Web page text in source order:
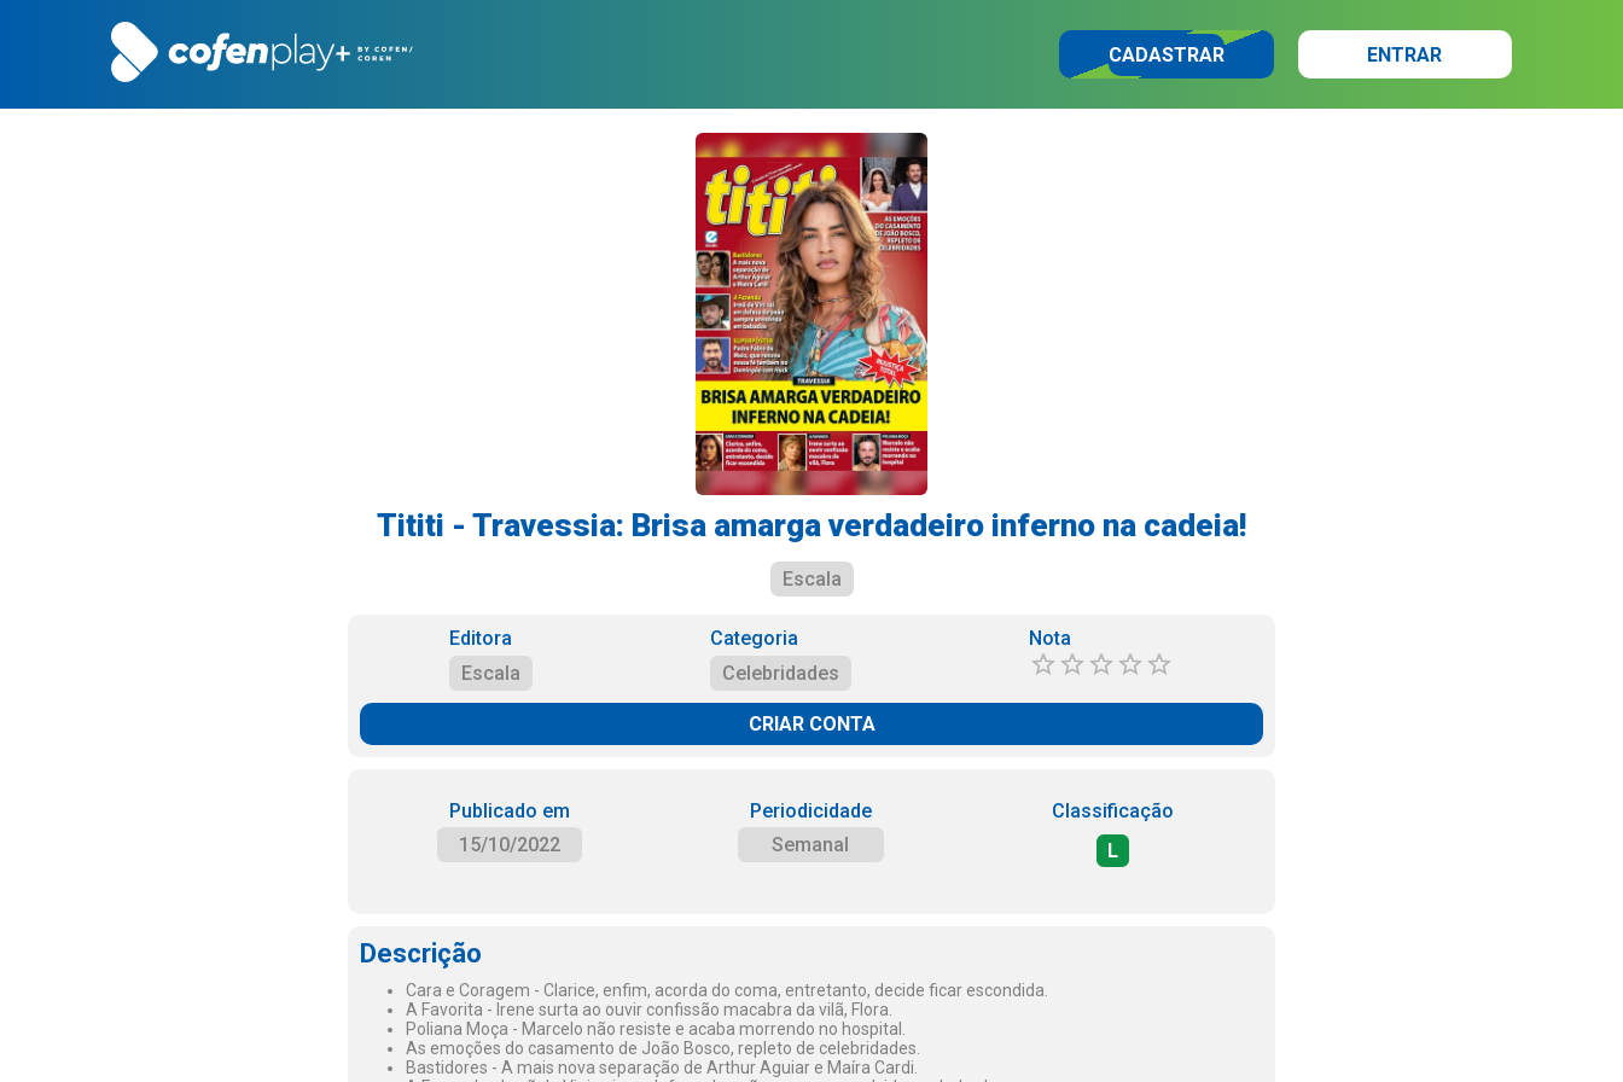
CADASTRAR ENTRAR
Tititi - Travessia: Brisa amarga verdadeiro inferno na cadeia!
Escala
Editora
Escala
Categoria
Celebridades
Nota
CRIAR CONTA
Publicado em
15/10/2022
Periodicidade
Semanal
Classificação
L
Descrição
Cara e Coragem - Clarice, enfim, acorda do coma, entretanto, decide ficar escondida.
A Favorita - Irene surta ao ouvir confissão macabra da vilã, Flora.
Poliana Moça - Marcelo não resiste e acaba morrendo no hospital.
As emoções do casamento de João Bosco, repleto de celebridades.
Bastidores - A mais nova separação de Arthur Aguiar e Maíra Cardi.